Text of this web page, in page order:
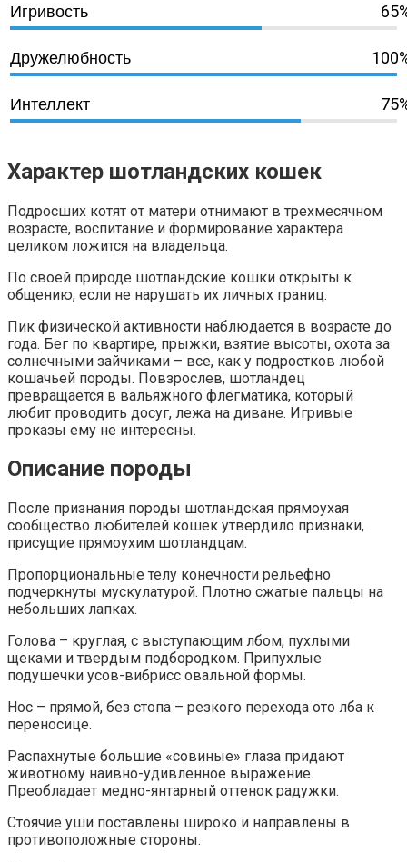
Игривость
Дружелюбность
Интеллект
Характер шотландских кошек
Подросших котят от матери отнимают в трехмесячном
возрасте, воспитание и формирование характера
целиком ложится на владельца.
По своей природе шотландские кошки открыты к
общению, если не нарушать их личных границ.
Пик физической активности наблюдается в возрасте до
года. Бег по квартире, прыжки, взятие высоты, охота за
солнечными зайчиками – все, как у подростков любой
кошачьей породы. Повзрослев, шотландец
превращается в вальяжного флегматика, который
любит проводить досуг, лежа на диване. Игривые
проказы ему не интересны.
Описание породы
После признания породы шотландская прямоухая
сообщество любителей кошек утвердило признаки,
присущие прямоухим шотландцам.
Пропорциональные телу конечности рельефно
подчеркнуты мускулатурой. Плотно сжатые пальцы на
небольших лапках.
Голова – круглая, с выступающим лбом, пухлыми
щеками и твердым подбородком. Припухлые
подушечки усов-вибрисс овальной формы.
Нос – прямой, без стопа – резкого перехода ото лба к
переносице.
Распахнутые большие «совиные» глаза придают
животному наивно-удивленное выражение.
Преобладает медно-янтарный оттенок радужки.
Стоячие уши поставлены широко и направлены в
противоположные стороны.